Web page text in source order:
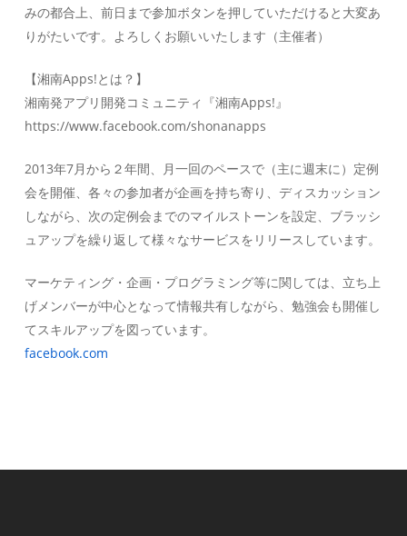
みの都合上、前日まで参加ボタンを押していただけると大変あ
りがたいです。よろしくお願いいたします（主催者）
【湘南Apps!とは？】
湘南発アプリ開発コミュニティ『湘南Apps!』
https://www.facebook.com/shonanapps
2013年7月から２年間、月一回のペースで（主に週末に）定例
会を開催、各々の参加者が企画を持ち寄り、ディスカッション
しながら、次の定例会までのマイルストーンを設定、ブラッシ
ュアップを繰り返して様々なサービスをリリースしています。
マーケティング・企画・プログラミング等に関しては、立ち上
げメンバーが中心となって情報共有しながら、勉強会も開催し
てスキルアップを図っています。
facebook.com